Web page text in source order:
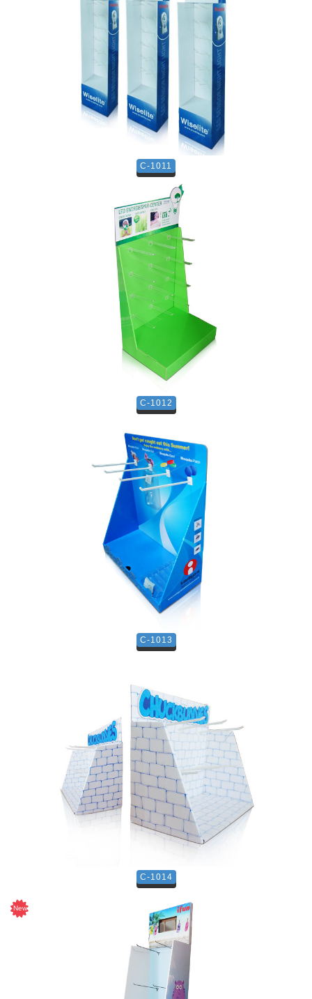
C-1011
C-1012
C-1013
C-1014